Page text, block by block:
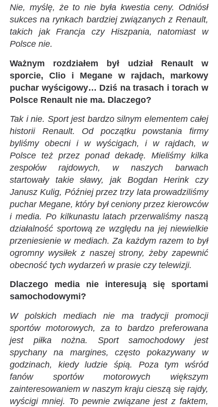
Nie, myślę, że to nie była kwestia ceny. Odniósł
sukces na rynkach bardziej związanych z Renault,
takich jak Francja czy Hiszpania, natomiast w
Polsce nie.
Ważnym rozdziałem był udział Renault w
sporcie, Clio i Megane w rajdach, markowy
puchar wyścigowy… Dziś na trasach i torach w
Polsce Renault nie ma. Dlaczego?
Tak i nie. Sport jest bardzo silnym elementem całej
historii Renault. Od początku powstania firmy
byliśmy obecni i w wyścigach, i w rajdach, w
Polsce też przez ponad dekadę. Mieliśmy kilka
zespołów rajdowych, w naszych barwach
startowały takie sławy, jak Bogdan Herink czy
Janusz Kulig, Później przez trzy lata prowadziliśmy
puchar Megane, który był ceniony przez kierowców
i media. Po kilkunastu latach przerwaliśmy naszą
działalność sportową ze względu na jej niewielkie
przeniesienie w mediach. Za każdym razem to był
ogromny wysiłek z naszej strony, żeby zapewnić
obecność tych wydarzeń w prasie czy telewizji.
Dlaczego media nie interesują się sportami
samochodowymi?
W polskich mediach nie ma tradycji promocji
sportów motorowych, za to bardzo preferowana
jest piłka nożna. Sport samochodowy jest
spychany na margines, często pokazywany w
godzinach, kiedy ludzie śpią. Poza tym wśród
fanów sportów motorowych większym
zainteresowaniem w naszym kraju cieszą się rajdy,
wyścigi mniej. To pewnie związane jest z faktem,